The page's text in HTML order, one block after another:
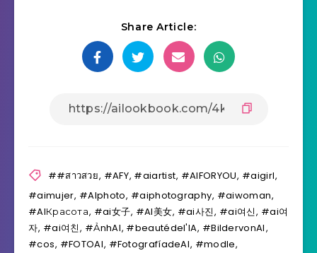
Share Article:
##สาวสวย, #AFY, #aiartist, #AIFORYOU, #aigirl,
#aimujer, #AIphoto, #aiphotography, #aiwoman,
#AIКрасота, #ai女子, #AI美女, #ai사진, #ai여신, #ai여
자, #ai여친, #ẢnhAI, #beautédel'IA, #BildervonAI,
#cos, #FOTOAI, #FotografíadeAI, #modle,